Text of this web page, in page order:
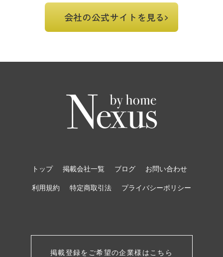
会社の公式サイトを見る
トップ 掲載会社一覧 ブログ お問い合わせ
利用規約 特定商取引法 プライバシーポリシー
掲載登録をご希望の企業様はこちら